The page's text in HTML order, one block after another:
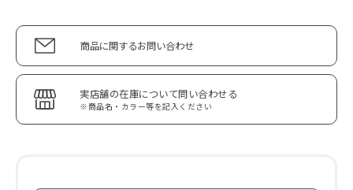
商品に関するお問い合わせ
実店舗の在庫について問い合わせる
※商品名・カラー等を記入ください